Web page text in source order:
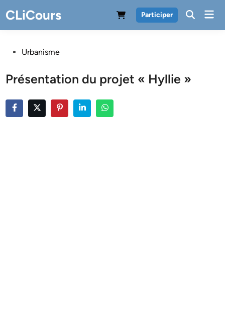
to
content
CLiCours Participer
PostedUrbanisme
Présentation du projet « Hyllie »